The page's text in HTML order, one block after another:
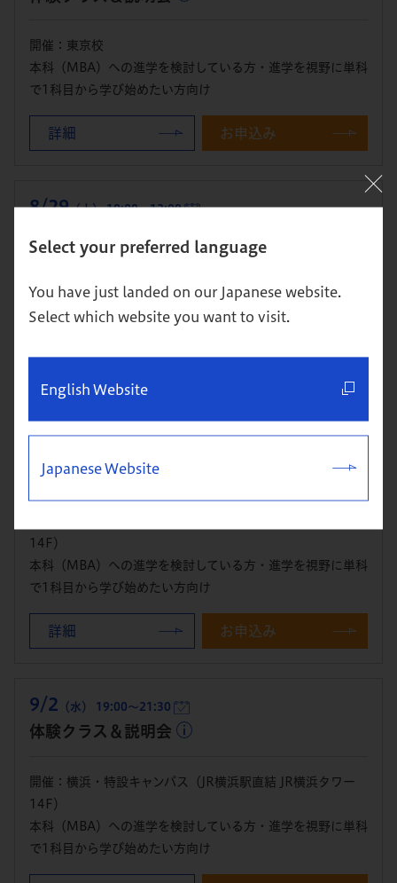
Select your preferred language
You have just landed on our Japanese website.
Select which website you want to visit.
English Website
Japanese Website
開催：東京校
本科（MBA）への進学を検討している方・進学を視野に単科
で1科目から学び始めたい方向け
詳細 お申込み
8/29（土） 10:00～12:00
開催：東京校
で1科目から学び始めたい方向け
体験クラス＆説明会
14F）
本科（MBA）への進学を検討している方・進学を視野に単科
で1科目から学び始めたい方向け
詳細 お申込み
9/2 （水） 19:00～21:30
体験クラス＆説明会
開催：横浜・特設キャンパス（JR横浜駅直結 JR横浜タワー
14F）
本科（MBA）への進学を検討している方・進学を視野に単科
で1科目から学び始めたい方向け